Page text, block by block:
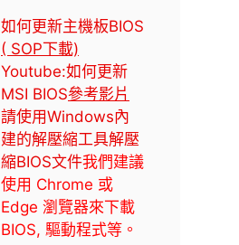
如何更新主機板BIOS
( SOP下載)
Youtube:如何更新
MSI BIOS參考影片
請使用Windows內
建的解壓縮工具解壓
縮BIOS文件我們建議
使用 Chrome 或
Edge 瀏覽器來下載
BIOS, 驅動程式等。